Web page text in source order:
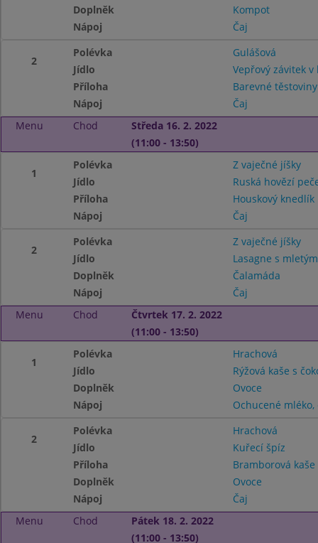
Doplněk
Kompot
Nápoj
Čaj
2
Polévka
Gulášová
Jídlo
Vepřový závitek v
Příloha
Barevné těstoviny
Nápoj
Čaj
Menu
Chod
Středa 16. 2. 2022
(11:00 - 13:50)
1
Polévka
Z vaječné jíšky
Jídlo
Ruská hovězí
Příloha
Houskový knedlík
Nápoj
Čaj
2
Polévka
Z vaječné jíšky
Jídlo
Lasagne s
Doplněk
Čalamáda
Nápoj
Čaj
Menu
Chod
Čtvrtek 17. 2. 2022
(11:00 - 13:50)
1
Polévka
Hrachová
Jídlo
Rýžová kaše s
Doplněk
Ovoce
Nápoj
Ochucené mléko,
2
Polévka
Hrachová
Jídlo
Kuřecí špíz
Příloha
Bramborová kaše
Doplněk
Ovoce
Nápoj
Čaj
Menu
Chod
Pátek 18. 2. 2022
(11:00 - 13:50)